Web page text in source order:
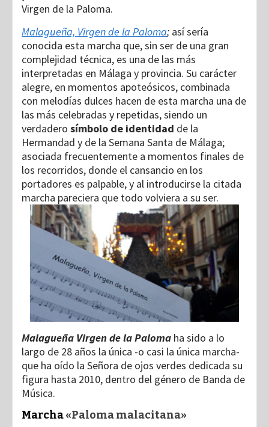
Virgen de la Paloma.
Malagueña, Virgen de la Paloma; así sería
conocida esta marcha que, sin ser de una gran
complejidad técnica, es una de las más
interpretadas en Málaga y provincia. Su carácter
alegre, en momentos apoteósicos, combinada
con melodías dulces hacen de esta marcha una de
las más celebradas y repetidas, siendo un
verdadero símbolo de identidad de la
Hermandad y de la Semana Santa de Málaga;
asociada frecuentemente a momentos finales de
los recorridos, donde el cansancio en los
portadores es palpable, y al introducirse la citada
marcha pareciera que todo volviera a su ser.
Malagueña Virgen de la Paloma ha sido a lo
largo de 28 años la única -o casi la única marcha-
que ha oído la Señora de ojos verdes dedicada su
figura hasta 2010, dentro del género de Banda de
Música.
Marcha«Paloma malacitana»